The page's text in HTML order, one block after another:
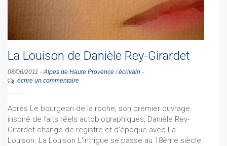
La Louison de Danièle Rey-Girardet
08/06/2011 -Alpes de Haute Provence/écrivain -
écrire un commentaire
Après Le bourgeon de la roche, son premier ouvrage
inspiré de faits réels autobiographiques, Danièle Rey-
Girardet change de registre et d'époque avec La
Louison. La Louison L'intrigue se passe au 18ème siècle.